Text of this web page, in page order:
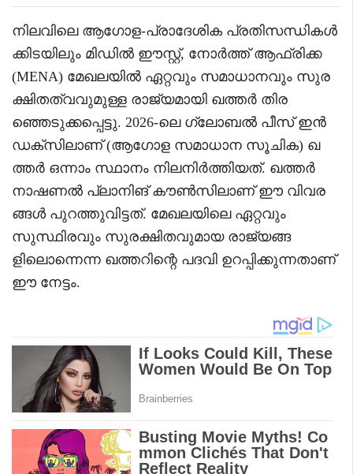
നിലവിലെ ആഗോള-പ്രാദേശിക പ്രതിസന്ധികൾ
ക്കിടയിലും മിഡിൽ ഈസ്റ്റ്, നോർത്ത് ആഫ്രിക്ക
(MENA) മേഖലയിൽ ഏറ്റവും സമാധാനവും സുര
ക്ഷിതത്വവുമുള്ള രാജ്യമായി ഖത്തർ തിര
ഞ്ഞെടുക്കപ്പെട്ടു. 2026-ലെ ഗ്ലോബൽ പീസ് ഇൻ
ഡക്സിലാണ് (ആഗോള സമാധാന സൂചിക) ഖ
ത്തർ ഒന്നാം സ്ഥാനം നിലനിർത്തിയത്. ഖത്തർ
നാഷണൽ പ്ലാനിങ് കൗൺസിലാണ് ഈ വിവര
ങ്ങൾ പുറത്തുവിട്ടത്. മേഖലയിലെ ഏറ്റവും
സുസ്ഥിരവും സുരക്ഷിതവുമായ രാജ്യങ്ങ
ളിലൊന്നെന്ന ഖത്തറിന്റെ പദവി ഉറപ്പിക്കുന്നതാണ്
ഈ നേട്ടം.